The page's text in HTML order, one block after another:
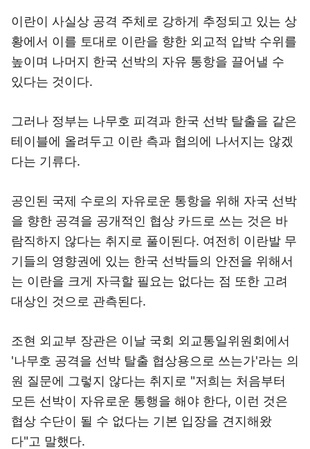
이란이 사실상 공격 주체로 강하게 추정되고 있는 상
황에서 이를 토대로 이란을 향한 외교적 압박 수위를
높이며 나머지 한국 선박의 자유 통항을 끌어낼 수
있다는 것이다.
그러나 정부는 나무호 피격과 한국 선박 탈출을 같은
테이블에 올려두고 이란 측과 협의에 나서지는 않겠
다는 기류다.
공인된 국제 수로의 자유로운 통항을 위해 자국 선박
을 향한 공격을 공개적인 협상 카드로 쓰는 것은 바
람직하지 않다는 취지로 풀이된다. 여전히 이란발 무
기들의 영향권에 있는 한국 선박들의 안전을 위해서
는 이란을 크게 자극할 필요는 없다는 점 또한 고려
대상인 것으로 관측된다.
조현 외교부 장관은 이날 국회 외교통일위원회에서
'나무호 공격을 선박 탈출 협상용으로 쓰는가'라는 의
원 질문에 그렇지 않다는 취지로 "저희는 처음부터
모든 선박이 자유로운 통행을 해야 한다, 이런 것은
협상 수단이 될 수 없다는 기본 입장을 견지해왔
다"고 말했다.